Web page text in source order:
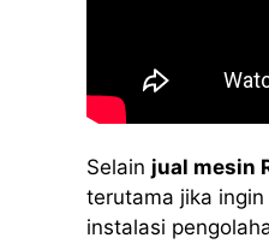
Selain jual mesin
terutama jika
instalasi